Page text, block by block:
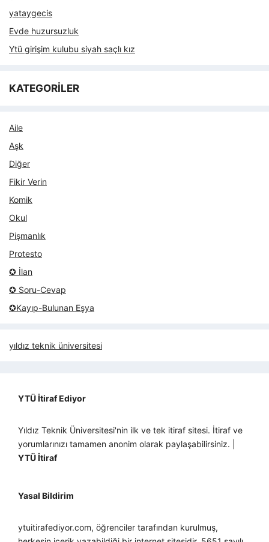
yataygecis
Evde huzursuzluk
Ytü girişim kulubu siyah saçlı kız
KATEGORİLER
Aile
Aşk
Diğer
Fikir Verin
Komik
Okul
Pişmanlık
Protesto
✪ İlan
✪ Soru-Cevap
✪Kayıp-Bulunan Eşya
yıldız teknik üniversitesi
YTÜ İtiraf Ediyor
Yıldız Teknik Üniversitesi'nin ilk ve tek itiraf sitesi. İtiraf ve
yorumlarınızı tamamen anonim olarak paylaşabilirsiniz. |
YTÜ İtiraf
Yasal Bildirim
ytuitirafediyor.com, öğrenciler tarafından kurulmuş,